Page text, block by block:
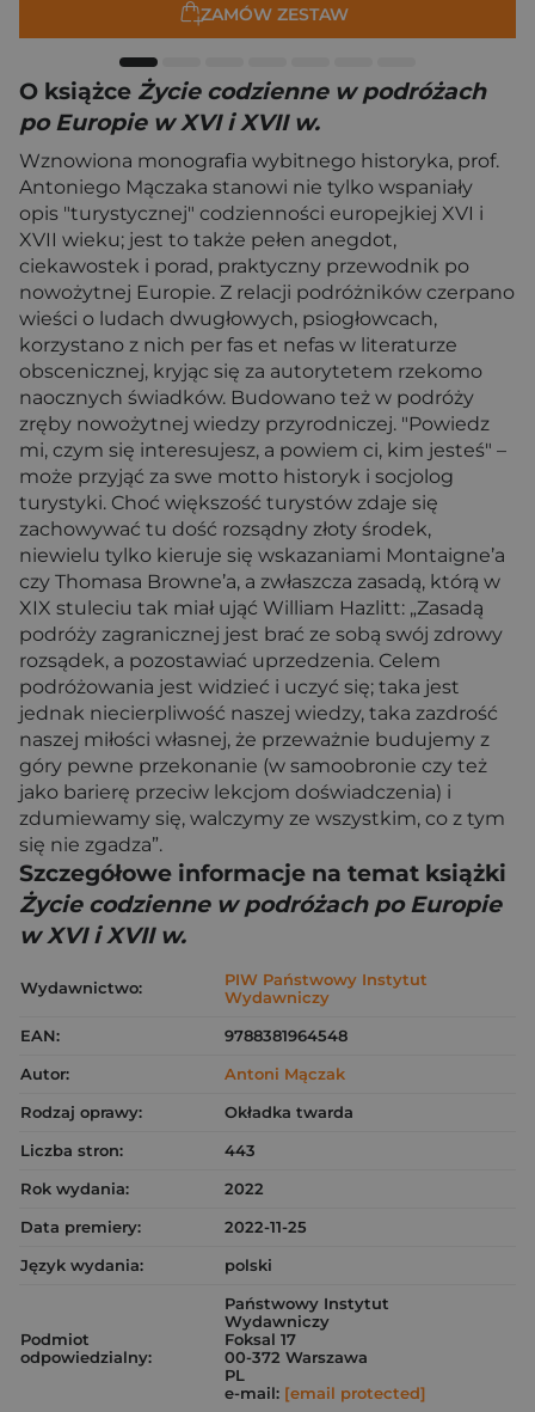
ZAMÓW ZESTAW
O książce Życie codzienne w podróżach
po Europie w XVI i XVII w.
Wznowiona monografia wybitnego historyka, prof.
Antoniego Mączaka stanowi nie tylko wspaniały
opis "turystycznej" codzienności europejkiej XVI i
XVII wieku; jest to także pełen anegdot,
ciekawostek i porad, praktyczny przewodnik po
nowożytnej Europie. Z relacji podróżników czerpano
wieści o ludach dwugłowych, psiogłowcach,
korzystano z nich per fas et nefas w literaturze
obscenicznej, kryjąc się za autorytetem rzekomo
naocznych świadków. Budowano też w podróży
zręby nowożytnej wiedzy przyrodniczej. "Powiedz
mi, czym się interesujesz, a powiem ci, kim jesteś" –
może przyjąć za swe motto historyk i socjolog
turystyki. Choć większość turystów zdaje się
zachowywać tu dość rozsądny złoty środek,
niewielu tylko kieruje się wskazaniami Montaigne’a
czy Thomasa Browne’a, a zwłaszcza zasadą, którą w
XIX stuleciu tak miał ująć William Hazlitt: „Zasadą
podróży zagranicznej jest brać ze sobą swój zdrowy
rozsądek, a pozostawiać uprzedzenia. Celem
podróżowania jest widzieć i uczyć się; taka jest
jednak niecierpliwość naszej wiedzy, taka zazdrość
naszej miłości własnej, że przeważnie budujemy z
góry pewne przekonanie (w samoobronie czy też
jako barierę przeciw lekcjom doświadczenia) i
zdumiewamy się, walczymy ze wszystkim, co z tym
się nie zgadza”.
Szczegółowe informacje na temat książki
Życie codzienne w podróżach po Europie
w XVI i XVII w.
Wydawnictwo:
PIW Państwowy Instytut
Wydawniczy
EAN:
9788381964548
Autor:
Antoni Mączak
Rodzaj oprawy:
Okładka twarda
Liczba stron:
443
Rok wydania:
2022
Data premiery:
2022-11-25
Język wydania:
polski
Podmiot
odpowiedzialny:
Państwowy Instytut
Wydawniczy
Foksal 17
00-372 Warszawa
PL
e-mail: [email protected]